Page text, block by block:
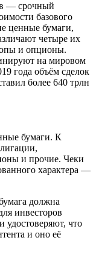
— срочный
базового
ценные бумаги,
четыре их
и опционы.
на мировом
года объём сделок
более 640 трлн
бумаги. К
и прочие. Чеки
характера —
должна
инвесторов
что
и оно её